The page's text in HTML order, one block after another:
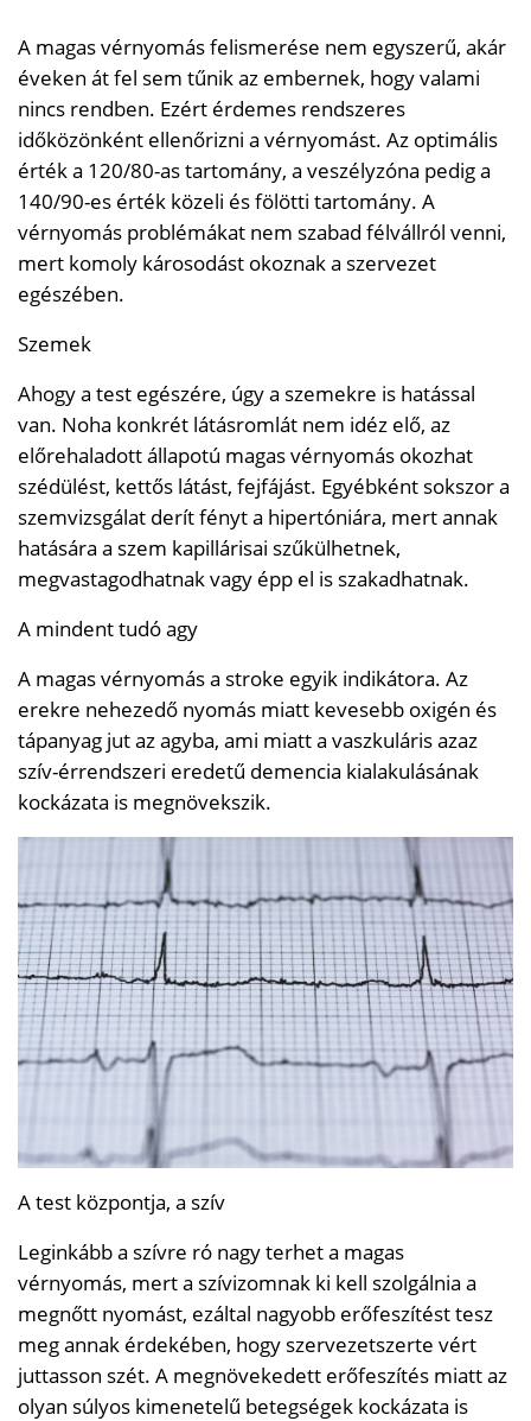
A magas vérnyomás felismerése nem egyszerű, akár
éveken át fel sem tűnik az embernek, hogy valami
nincs rendben. Ezért érdemes rendszeres
időközönként ellenőrizni a vérnyomást. Az optimális
érték a 120/80-as tartomány, a veszélyzóna pedig a
140/90-es érték közeli és fölötti tartomány. A
vérnyomás problémákat nem szabad félvállról venni,
mert komoly károsodást okoznak a szervezet
egészében.
Szemek
Ahogy a test egészére, úgy a szemekre is hatással
van. Noha konkrét látásromlát nem idéz elő, az
előrehaladott állapotú magas vérnyomás okozhat
szédülést, kettős látást, fejfájást. Egyébként sokszor a
szemvizsgálat derít fényt a hipertóniára, mert annak
hatására a szem kapillárisai szűkülhetnek,
megvastagodhatnak vagy épp el is szakadhatnak.
A mindent tudó agy
A magas vérnyomás a stroke egyik indikátora. Az
erekre nehezedő nyomás miatt kevesebb oxigén és
tápanyag jut az agyba, ami miatt a vaszkuláris azaz
szív-érrendszeri eredetű demencia kialakulásának
kockázata is megnövekszik.
A test központja, a szív
Leginkább a szívre ró nagy terhet a magas
vérnyomás, mert a szívizomnak ki kell szolgálnia a
megnőtt nyomást, ezáltal nagyobb erőfeszítést tesz
meg annak érdekében, hogy szervezetszerte vért
juttasson szét. A megnövekedett erőfeszítés miatt az
olyan súlyos kimenetelű betegségek kockázata is